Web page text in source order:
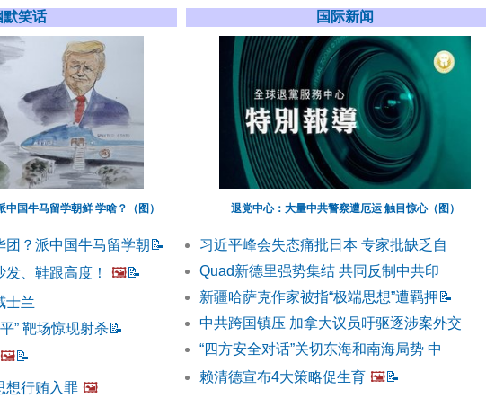
默笑话
国牛马留学朝鲜 学啥？（图）
团？派中国牛马留学朝 📝
、鞋跟高度！
🖼️📝
士兰
” 靶场惊现射杀📝
🖼️📝
想行贿入罪 🖼️
国际新闻
退党中心：大量中共警察遭厄运 触目惊心（图）
习近平峰会失态痛批日本 专家批缺乏自
Quad新德里强势集结 共同反制中共印
新疆哈萨克作家被指“极端思想”遭羁押 📝
中共跨国镇压 加拿大议员吁驱逐涉案外交
“四方安全对话”关切东海和南海局势 中
赖清德宣布4大策略促生育 🖼️📝